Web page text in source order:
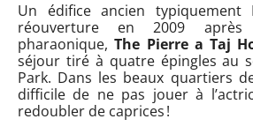
Un édifice ancien typiquement
réouverture en 2009 après
pharaonique,The Pierre a Taj
séjour tiré à quatre épingles au
Park. Dans les beaux quartiers
difficile de ne pas jouer à
redoubler de caprices !